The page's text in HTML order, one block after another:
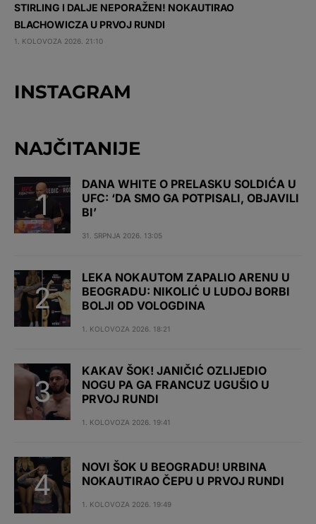
STIRLING I DALJE NEPORAŽEN! NOKAUTIRAO
BLACHOWICZA U PRVOJ RUNDI
1. KOLOVOZA 2026. 21:10
INSTAGRAM
NAJČITANIJE
DANA WHITE O PRELASKU SOLDIĆA U
UFC: ‘DA SMO GA POTPISALI, OBJAVILI
BI’
31. SRPNJA 2026. 13:05
LEKA NOKAUTOM ZAPALIO ARENU U
BEOGRADU: NIKOLIĆ U LUDOJ BORBI
BOLJI OD VOLOGDINA
1. KOLOVOZA 2026. 18:21
KAKAV ŠOK! JANIČIĆ OZLIJEDIO
NOGU PA GA FRANCUZ UGUŠIO U
PRVOJ RUNDI
1. KOLOVOZA 2026. 19:41
NOVI ŠOK U BEOGRADU! URBINA
NOKAUTIRAO ČEPU U PRVOJ RUNDI
1. KOLOVOZA 2026. 19:49